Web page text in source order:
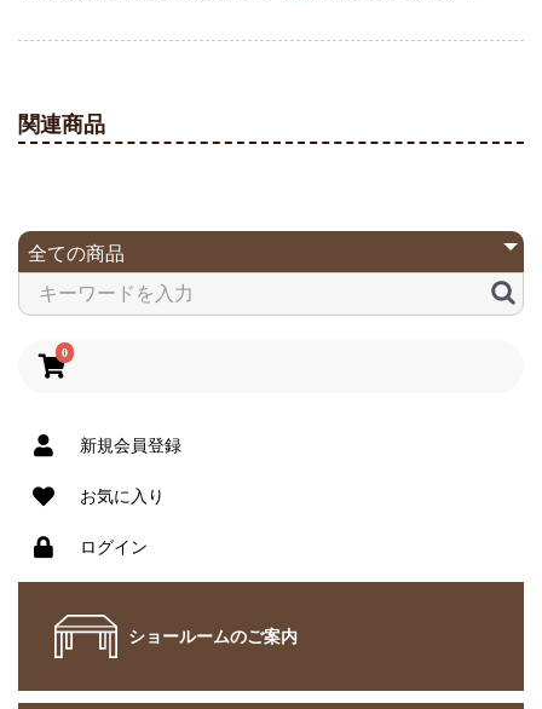
0
新規会員登録
お気に入り
ログイン
ショールームのご案内
関連商品